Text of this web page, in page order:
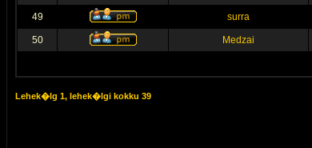
49 surra
50 Medzai
Lehek�lg 1, lehek�lgi kokku 39